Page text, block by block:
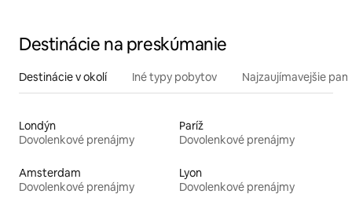
Destinácie na preskúmanie
Destinácie v okolí Iné typy pobytov Najzaujímavejšie
Londýn
Dovolenkové prenájmy
Paríž
Dovolenkové prenájmy
Amsterdam
Dovolenkové prenájmy
Lyon
Dovolenkové prenájmy